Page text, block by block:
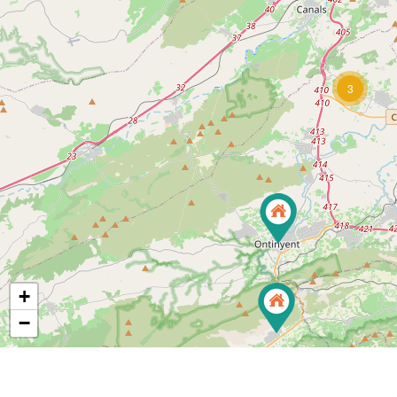
3
+
−